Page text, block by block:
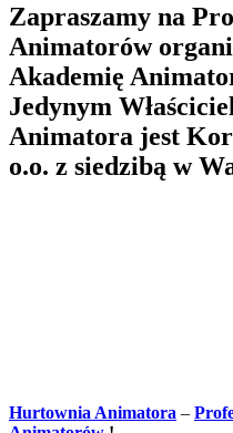
Zapraszamy na
Animatorów
Akademię
Jedynym
Animatora jest
o.o. z siedzibą w
Hurtownia Animatora –